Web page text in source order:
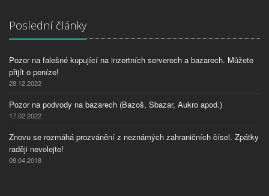
Poslední články
Pozor na falešné kupující na inzertních serverech a bazarech. Můžete
přijít o peníze!
28.12.2022
Pozor na podvody na bazarech (Bazoš, Sbazar, Aukro apod.)
17.02.2022
Znovu se rozmáhá prozvánění z neznámých zahraničních čísel. Zpátky
raději nevolejte!
08.04.2018